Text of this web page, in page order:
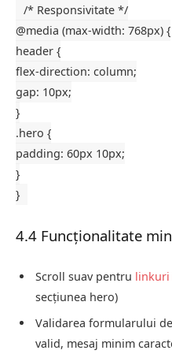
/* Responsivitate */
@media (max-width: 768px) {
header {
flex-direction: column;
gap: 10px;
}
.hero {
padding: 60px 10px;
}
}
4.4 Funcționalitate
Scroll suav pentru
secțiunea hero)
Validarea formularului
valid, mesaj minim